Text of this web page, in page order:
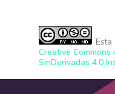
Creative
SinDerivadas 4.0